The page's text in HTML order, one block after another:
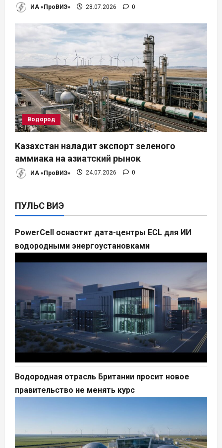
ИА «ПроВИЭ» 28.07.2026 0
Водород
Казахстан наладит экспорт зеленого
аммиака на азиатский рынок
ИА «ПроВИЭ» 24.07.2026 0
ПУЛЬС ВИЭ
PowerCell оснастит дата-центры ECL для ИИ
водородными энергоустановками
Водородная отрасль Британии просит новое
правительство не менять курс